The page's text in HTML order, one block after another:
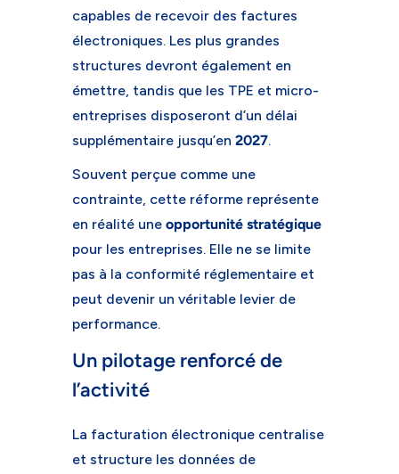
capables de recevoir des factures
électroniques. Les plus grandes
structures devront également en
émettre, tandis que les TPE et micro-
entreprises disposeront d’un délai
supplémentaire jusqu’en 2027.
Souvent perçue comme une
contrainte, cette réforme représente
en réalité une opportunité stratégique
pour les entreprises. Elle ne se limite
pas à la conformité réglementaire et
peut devenir un véritable levier de
performance.
Un pilotage renforcé de
l’activité
La facturation électronique centralise
et structure les données de